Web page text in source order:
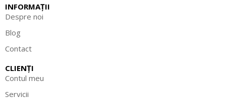
INFORMAȚII
Despre noi
Blog
Contact
CLIENȚI
Contul meu
Servicii